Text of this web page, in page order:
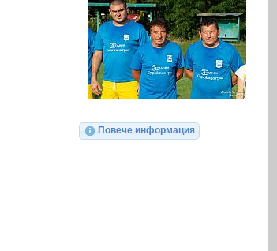
Повече информация